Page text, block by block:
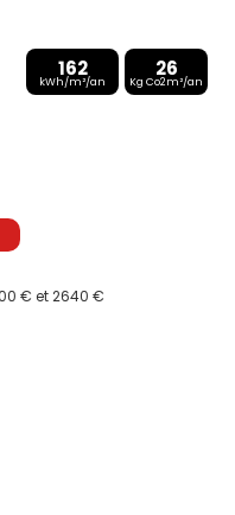
162
kWh/m²/an
26
Kg Co2m²/an
€ et 2640 €